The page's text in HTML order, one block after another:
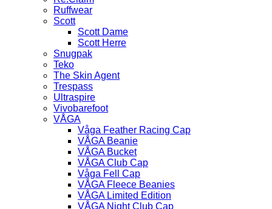
Ruffwear
Scott
Scott Dame
Scott Herre
Snugpak
Teko
The Skin Agent
Trespass
Ultraspire
Vivobarefoot
VÅGA
Våga Feather Racing Cap
VÅGA Beanie
VÅGA Bucket
VÅGA Club Cap
Våga Fell Cap
VÅGA Fleece Beanies
VÅGA Limited Edition
VÅGA Night Club Cap